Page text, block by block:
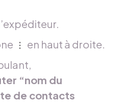
en haut à droite.
“nom du
de contacts